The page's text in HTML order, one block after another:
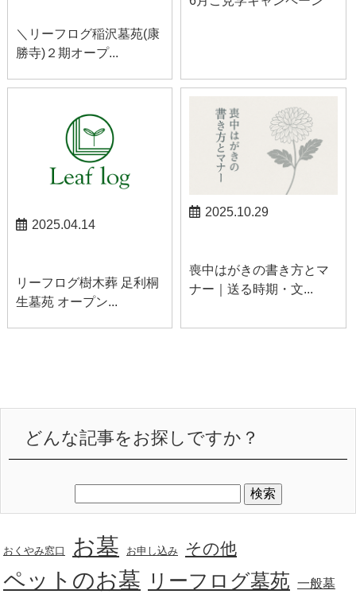
＼リーフログ稲沢墓苑(康
勝寺)２期オープ...
2025.04.14
リーフログ樹木葬 足利桐
生墓苑 オープン...
2025.10.29
喪中はがきの書き方とマ
ナー｜送る時期・文...
どんな記事をお探しですか？
おくやみ窓口 お墓 お申し込み その他
ペットのお墓 リーフログ墓苑 一般墓